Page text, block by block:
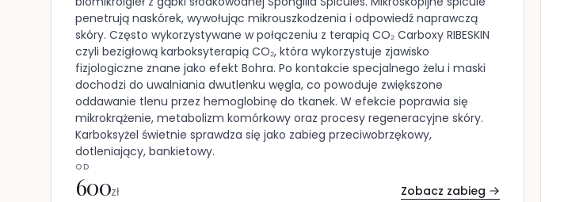
penetrują naskórek, wywołując mikrouszkodzenia i odpowiedź naprawczą
skóry. Często wykorzystywane w połączeniu z terapią CO₂ Carboxy RIBESKIN
czyli bezigłową karboksyterapią CO₂, która wykorzystuje zjawisko
fizjologiczne znane jako efekt Bohra. Po kontakcie specjalnego żelu i maski
dochodzi do uwalniania dwutlenku węgla, co powoduje zwiększone
oddawanie tlenu przez hemoglobinę do tkanek. W efekcie poprawia się
mikrokrążenie, metabolizm komórkowy oraz procesy regeneracyjne skóry.
Karboksyżel świetnie sprawdza się jako zabieg przeciwobrzękowy,
dotleniający, bankietowy.
OD
600zł Zobacz zabieg